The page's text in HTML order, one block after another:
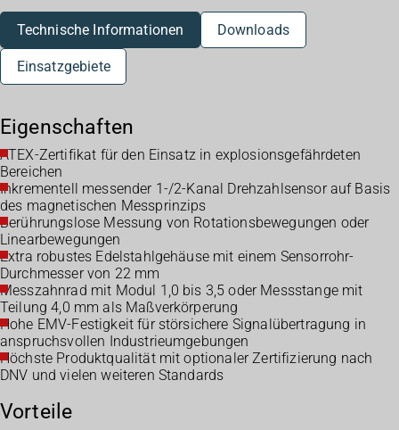
Technische Informationen Downloads
Einsatzgebiete
Eigenschaften
ATEX-Zertifikat für den Einsatz in explosionsgefährdeten
Bereichen
Inkrementell messender 1-/2-Kanal Drehzahlsensor auf Basis
des magnetischen Messprinzips
Berührungslose Messung von Rotationsbewegungen oder
Linearbewegungen
Extra robustes Edelstahlgehäuse mit einem Sensorrohr-
Durchmesser von 22 mm
Messzahnrad mit Modul 1,0 bis 3,5 oder Messstange mit
Teilung 4,0 mm als Maßverkörperung
Hohe EMV-Festigkeit für störsichere Signalübertragung in
anspruchsvollen Industrieumgebungen
Höchste Produktqualität mit optionaler Zertifizierung nach
DNV und vielen weiteren Standards
Vorteile